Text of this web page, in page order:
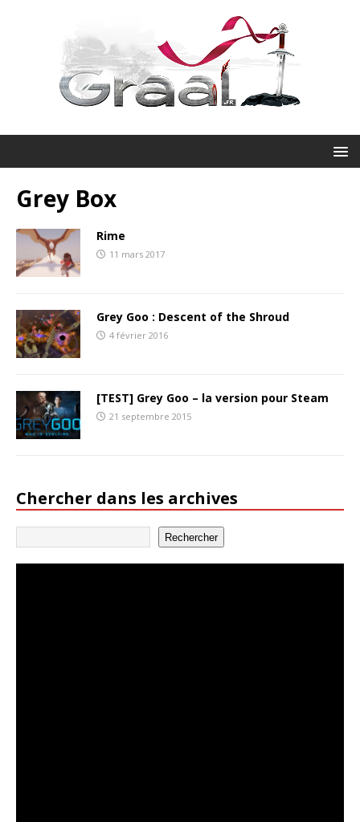
Grey Box
Rime
11 mars 2017
Grey Goo : Descent of the Shroud
4 février 2016
[TEST] Grey Goo – la version pour Steam
21 septembre 2015
Chercher dans les archives
Rechercher